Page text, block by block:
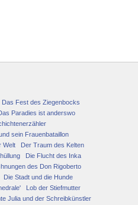
Das Fest des Ziegenbocks
Paradies ist anderswo
sein Frauenbataillon
Welt
Der Traum des Kelten
Die Flucht des Inka
des Don Rigoberto
Die Stadt und die Hunde
Lob der Stiefmutter
Julia und der Schreibkünstler